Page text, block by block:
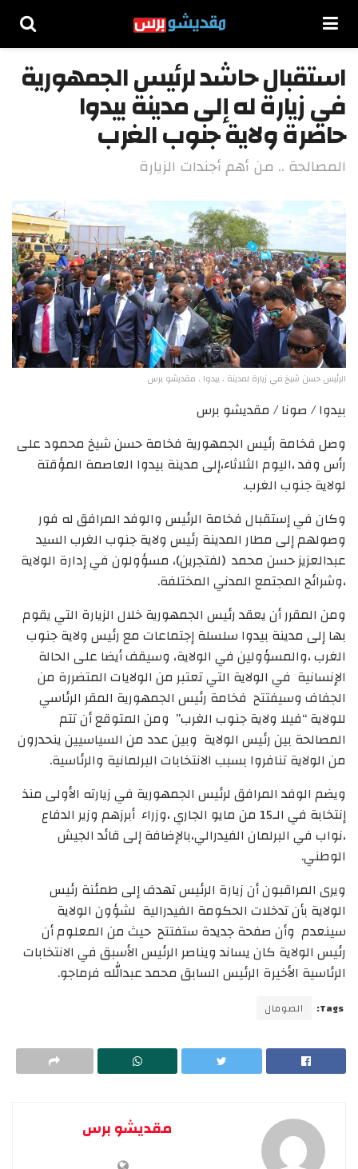
استقبال حاشد لرئيس الجمهورية
في زيارة له إلى مدينة بيدوا
حاضرة ولاية جنوب الغرب
المصالحة .. من أهم أجندات الزيارة
الرئيس حسن شيخ في زيارة لمدينة . بيدوا . مقديشو برس
بيدوا / صونا / مقديشو برس
وصل فخامة رئيس الجمهورية فخامة حسن شيخ محمود على
رأس وفد ،اليوم الثلاثاء،إلى مدينة بيدوا العاصمة المؤقتة
لولاية جنوب الغرب.
وكان في إستقبال فخامة الرئيس والوفد المرافق له فور
وصولهم إلى مطار المدينة رئيس ولاية جنوب الغرب السيد
عبدالعزيز حسن محمد (لفتجرين)، مسؤولون في إدارة الولاية
،وشرائح المجتمع المدني المختلفة.
ومن المقرر أن يعقد رئيس الجمهورية خلال الزيارة التي يقوم
بها إلى مدينة بيدوا سلسلة إجتماعات مع رئيس ولاية جنوب
الغرب ،والمسؤولين في الولاية، وسيقف أيضا على الحالة
الإنسانية في الولاية التي تعتبر من الولايات المتضررة من
الجفاف وسيفتتح فخامة رئيس الجمهورية المقر الرئاسي
للولاية “فيلا ولاية جنوب الغرب” ومن المتوقع أن تتم
المصالحة بين رئيس الولاية وبين عدد من السياسيين ينحدرون
من الولاية تنافروا بسبب الانتخابات البرلمانية والرئاسية.
ويضم الوفد المرافق لرئيس الجمهورية في زيارته الأولى منذ
إنتخابة في الـ15 من مايو الجاري ،وزراء أبرزهم وزير الدفاع
،نواب في البرلمان الفيدرالي،بالإضافة إلى قائد الجيش
الوطني.
ويرى المراقبون أن زيارة الرئيس تهدف إلى طمئنة رئيس
الولاية بأن تدخلات الحكومة الفيدرالية لشؤون الولاية
سينعدم وأن صفحة جديدة ستفتتح حيث من المعلوم أن
رئيس الولاية كان يساند ويناصر الرئيس الأسبق في الانتخابات
الرئاسية الأخيرة الرئيس السابق محمد عبدالله فرماجو.
Tags: الصومال
مقديشو برس